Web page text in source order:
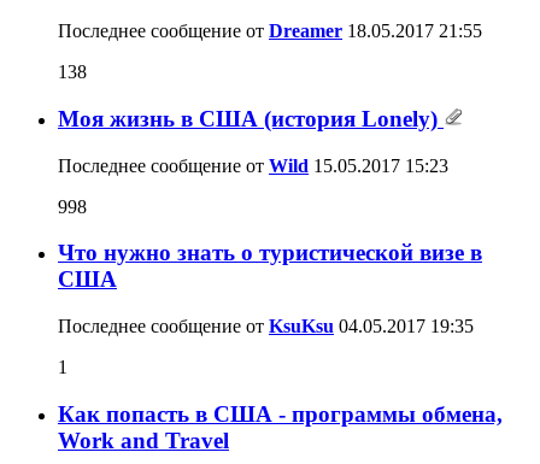
Последнее сообщение от Dreamer 18.05.2017 21:55
138
Моя жизнь в США (история Lonely)
Последнее сообщение от Wild 15.05.2017 15:23
998
Что нужно знать о туристической визе в
США
Последнее сообщение от KsuKsu 04.05.2017 19:35
1
Как попасть в США - программы обмена,
Work and Travel